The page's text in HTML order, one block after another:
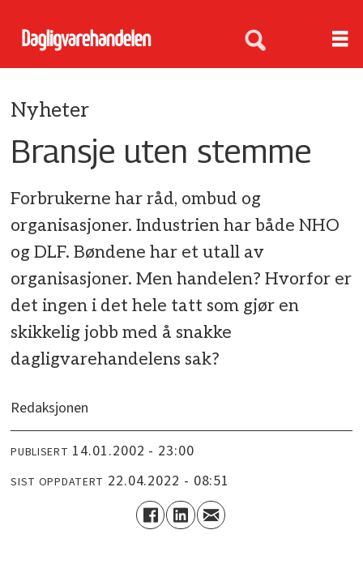
Nyheter
Bransje uten stemme
Forbrukerne har råd, ombud og
organisasjoner. Industrien har både NHO
og DLF. Bøndene har et utall av
organisasjoner. Men handelen? Hvorfor er
det ingen i det hele tatt som gjør en
skikkelig jobb med å snakke
dagligvarehandelens sak?
Redaksjonen
PUBLISERT 14.01.2002 - 23:00
SIST OPPDATERT 22.04.2022 - 08:51